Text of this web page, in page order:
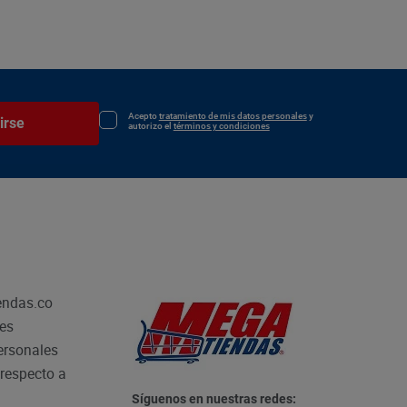
Aceptotratamiento de mis datos personalesy
autorizo el términos y condiciones
a
Síguenos en nuestras redes: